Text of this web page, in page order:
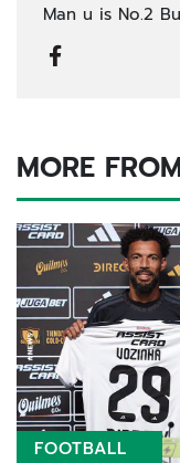
Man u is No.2
MORE
FOOTBALL